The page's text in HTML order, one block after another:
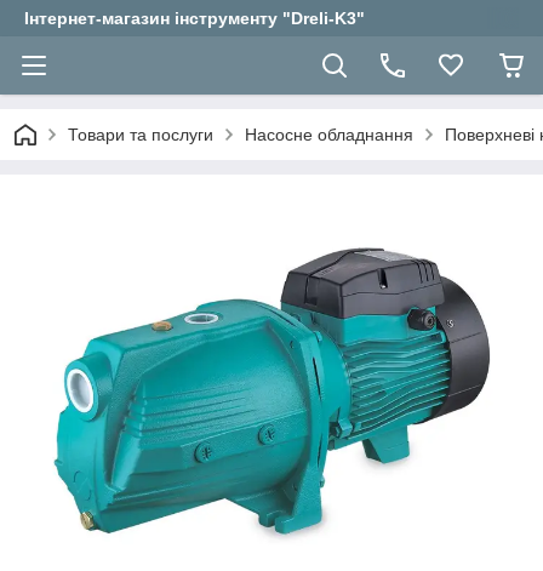
Інтернет-магазин інструменту "Dreli-K3"
Товари та послуги Насосне обладнання Поверхневі